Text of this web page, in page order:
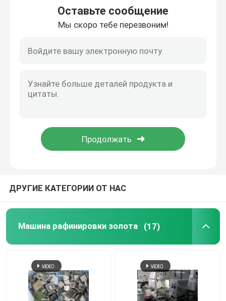
серебряная машина электролиза
Поглотительная колонна газа
Оборудование обработки ненужного газа
Серебряная печь индукции
Серебряная отливная машина
Печь платины плавя
Оставьте сообщение
Мы скоро тебе перезвоним!
ДРУГИЕ КАТЕГОРИИ ОТ НАС
Машина рафинировки золота (17)